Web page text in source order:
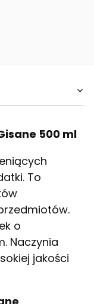
500 ml
To
o
Naczynia
jakości